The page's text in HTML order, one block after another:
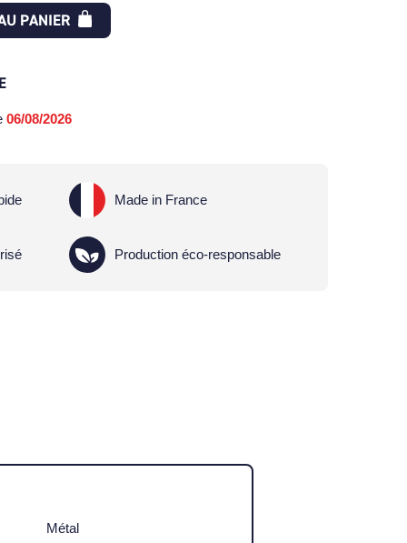
PANIER
06/08/2026
Made in France
Production éco-responsable
Métal